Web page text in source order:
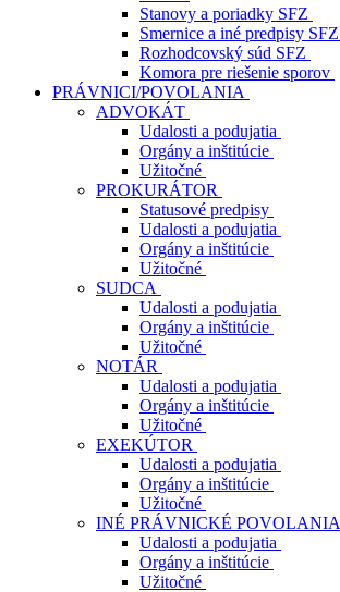
Stanovy a poriadky SFZ
Smernice a iné predpisy SFZ
Rozhodcovský súd SFZ
Komora pre riešenie sporov
PRÁVNICI/POVOLANIA
ADVOKÁT
Udalosti a podujatia
Orgány a inštitúcie
Užitočné
PROKURÁTOR
Statusové predpisy
Udalosti a podujatia
Orgány a inštitúcie
Užitočné
SUDCA
Udalosti a podujatia
Orgány a inštitúcie
Užitočné
NOTÁR
Udalosti a podujatia
Orgány a inštitúcie
Užitočné
EXEKÚTOR
Udalosti a podujatia
Orgány a inštitúcie
Užitočné
INÉ PRÁVNICKÉ POVOLANIA
Udalosti a podujatia
Orgány a inštitúcie
Užitočné